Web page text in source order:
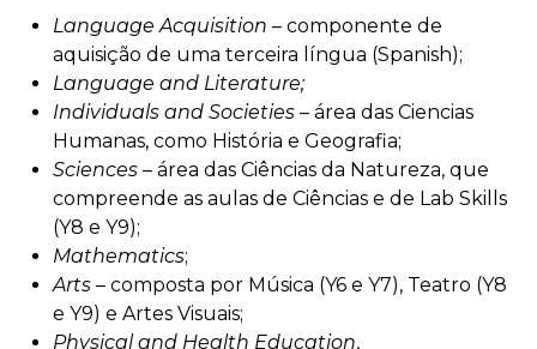
Language Acquisition – componente de
aquisição de uma terceira língua (Spanish);
Language and Literature;
Individuals and Societies – área das Ciencias
Humanas, como História e Geografia;
Sciences – área das Ciências da Natureza, que
compreende as aulas de Ciências e de Lab Skills
(Y8 e Y9);
Mathematics;
Arts – composta por Música (Y6 e Y7), Teatro (Y8
e Y9) e Artes Visuais;
Physical and Health Education,